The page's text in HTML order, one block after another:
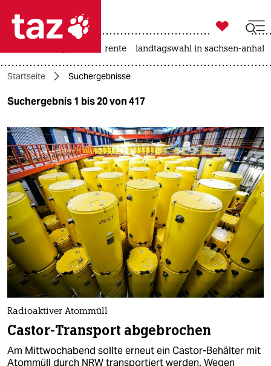
 taz zahl ich
taz zahl ich
themen
politik
öko
gesellschaft
kultur
sport
berlin
nord
wahrheit
verlag

taz zahl ich
rente landtagswahl in sachsen-anhalt
Startseite Suchergebnisse
Suchergebnis 1 bis 20 von 417
Radioaktiver Atommüll
Castor-Transport abgebrochen
Am Mittwochabend sollte erneut ein Castor-Behälter mit
Atommüll durch NRW transportiert werden. Wegen